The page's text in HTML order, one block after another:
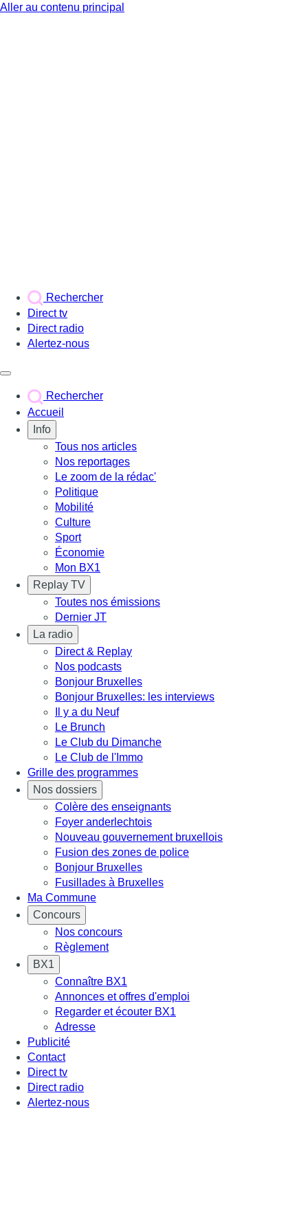
Aller au contenu principal
Rechercher
Direct tv
Direct radio
Alertez-nous
Rechercher
Accueil
Info
Tous nos articles
Nos reportages
Le zoom de la rédac'
Politique
Mobilité
Culture
Sport
Économie
Mon BX1
Replay TV
Toutes nos émissions
Dernier JT
La radio
Direct & Replay
Nos podcasts
Bonjour Bruxelles
Bonjour Bruxelles: les interviews
Il y a du Neuf
Le Brunch
Le Club du Dimanche
Le Club de l'Immo
Grille des programmes
Nos dossiers
Colère des enseignants
Foyer anderlechtois
Nouveau gouvernement bruxellois
Fusion des zones de police
Bonjour Bruxelles
Fusillades à Bruxelles
Ma Commune
Concours
Nos concours
Règlement
BX1
Connaître BX1
Annonces et offres d'emploi
Regarder et écouter BX1
Adresse
Publicité
Contact
Direct tv
Direct radio
Alertez-nous